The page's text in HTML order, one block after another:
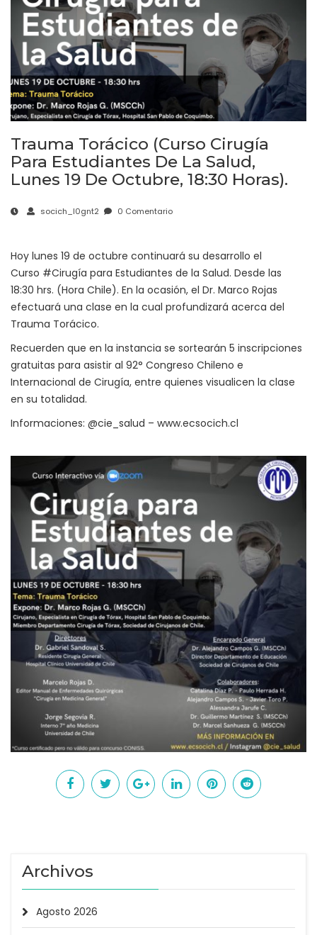
Trauma Torácico (Curso Cirugía
Para Estudiantes De La Salud,
Lunes 19 De Octubre, 18:30 Horas).
socich_l0gnt2 0 Comentario
Hoy lunes 19 de octubre continuará su desarrollo el
Curso #Cirugía para Estudiantes de la Salud. Desde las
18:30 hrs. (Hora Chile). En la ocasión, el Dr. Marco Rojas
efectuará una clase en la cual profundizará acerca del
Trauma Torácico.
Recuerden que en la instancia se sortearán 5 inscripciones
gratuitas para asistir al 92° Congreso Chileno e
Internacional de Cirugía, entre quienes visualicen la clase
en su totalidad.
Informaciones: @cie_salud – www.ecsocich.cl
Archivos
Agosto 2026